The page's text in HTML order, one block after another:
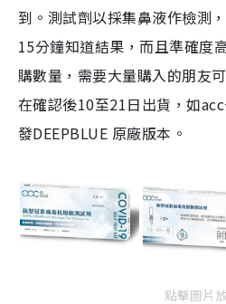
到。測試劑以採集鼻液作檢測
15分鐘知道結果，而且準確度
購數量，需要大量購入的朋友
在確認後10至21日出貨，如
發DEEPBLUE 原廠版本。
點擊圖片